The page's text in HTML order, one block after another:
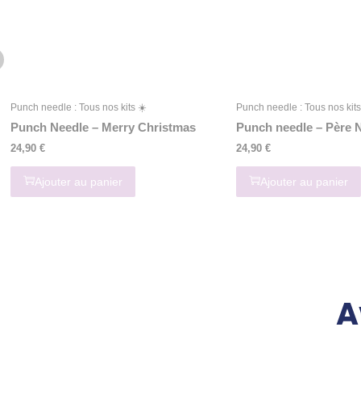
Punch needle : Tous nos kits ☀️
Punch Needle – Merry Christmas
24,90 €
Ajouter au panier
Punch needle : Tous nos
Punch needle – Père
24,90 €
Ajouter au panier